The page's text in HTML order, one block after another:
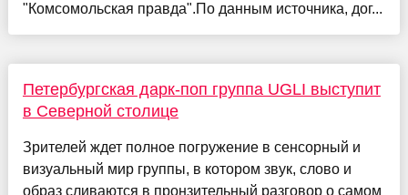
"Комсомольская правда".По данным источника, дог...
Петербургская дарк-поп группа UGLI выступит
в Северной столице
Зрителей ждет полное погружение в сенсорный и
визуальный мир группы, в котором звук, слово и
образ сливаются в пронзительный разговор о самом